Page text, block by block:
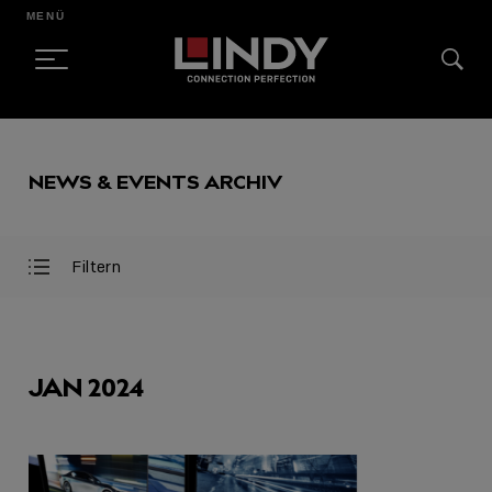
CONTENT
MENÜ
NEWS & EVENTS ARCHIV
Filter
Filter
Filtern
AUSGEWÄHLT
JAN 2024